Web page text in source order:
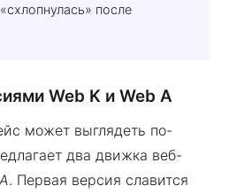
после
Web K и Web A
может выглядеть по-
два движка веб-
. Первая версия славится